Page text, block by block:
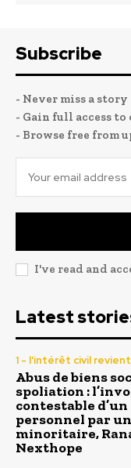
Subscribe
- Never miss a
- Gain full access
- Browse free from
I've read and
Latest
1 - l'intérêt civil
Abus de biens
spoliation :
contestable
personnel par
minoritaire,
Nexthope